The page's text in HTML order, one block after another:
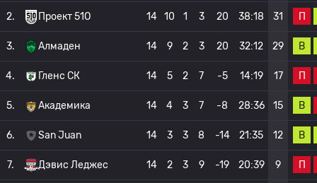
2. Проект 51О 14 10 1 3 20 38:18 31 П
3. Алмаден 14 9 2 3 20 32:12 29 В
4. Гленс СК 14 5 2 7 -5 14:19 17 П
5. Академика 14 4 3 7 -8 28:36 15 В
6. San Juan 14 3 3 8 -14 21:35 12 В
7. Дэвис Леджес 14 2 3 9 -19 20:39 9 П